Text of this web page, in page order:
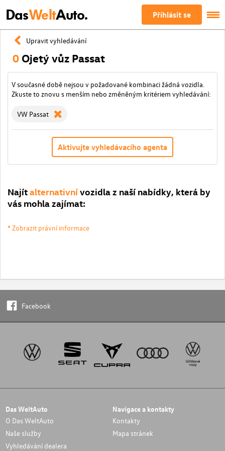
DasWeltAuto. Přihlásit se
Upravit vyhledávání
0 Ojetý vůz Passat
V současné době nejsou v požadované kombinaci žádná vozidla.
Zkuste to znovu s menším nebo změněným kritériem vyhledávání:
VW Passat
Aktivujte vyhledávacího agenta
Najítalternativnívozidla z naší nabídky, která by
vás mohla zajímat:
* Zobrazit právní informace
Facebook
Das WeltAuto
O Das WeltAuto
Naše služby
Vyhledávání dealera
Navigace a kontakty
Kontakty
Mapa stránek